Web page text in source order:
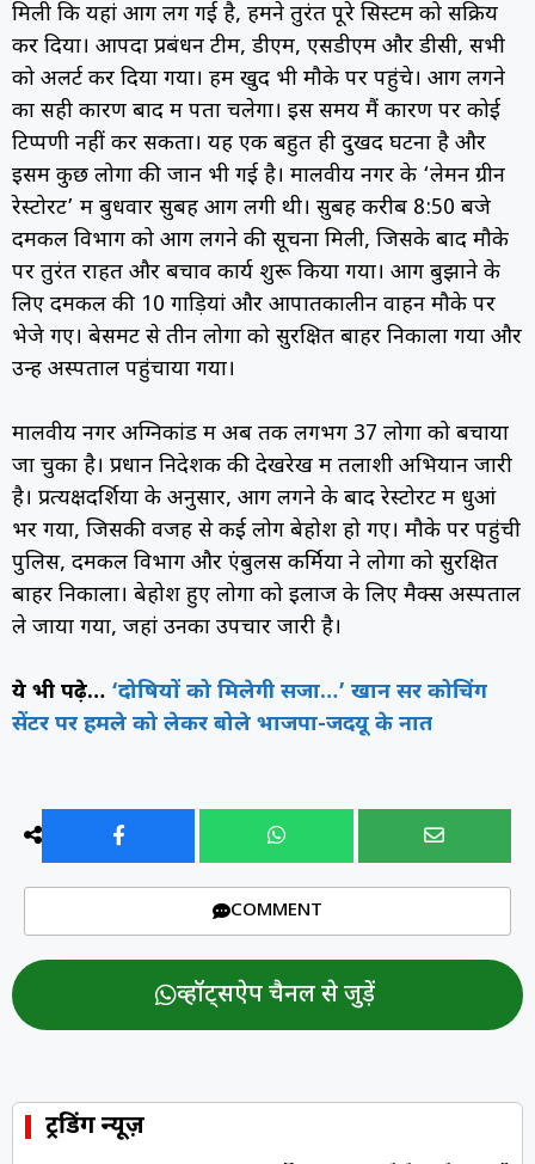
मिली कि यहां आग लग गई है, हमने तुरंत पूरे सिस्टम को सक्रिय
कर दिया। आपदा प्रबंधन टीम, डीएम, एसडीएम और डीसी, सभी
को अलर्ट कर दिया गया। हम खुद भी मौके पर पहुंचे। आग लगने
का सही कारण बाद में पता चलेगा। इस समय मैं कारण पर कोई
टिप्पणी नहीं कर सकता। यह एक बहुत ही दुखद घटना है और
इसमें कुछ लोगों की जान भी गई है। मालवीय नगर के ‘लेमन ग्रीन
रेस्टोरेंट’ में बुधवार सुबह आग लगी थी। सुबह करीब 8:50 बजे
दमकल विभाग को आग लगने की सूचना मिली, जिसके बाद मौके
पर तुरंत राहत और बचाव कार्य शुरू किया गया। आग बुझाने के
लिए दमकल की 10 गाड़ियां और आपातकालीन वाहन मौके पर
भेजे गए। बेसमेंट से तीन लोगों को सुरक्षित बाहर निकाला गया और
उन्हें अस्पताल पहुंचाया गया।
मालवीय नगर अग्निकांड में अब तक लगभग 37 लोगों को बचाया
जा चुका है। प्रधान निदेशक की देखरेख में तलाशी अभियान जारी
है। प्रत्यक्षदर्शियों के अनुसार, आग लगने के बाद रेस्टोरेंट में धुआं
भर गया, जिसकी वजह से कई लोग बेहोश हो गए। मौके पर पहुंची
पुलिस, दमकल विभाग और एंबुलेंस कर्मियों ने लोगों को सुरक्षित
बाहर निकाला। बेहोश हुए लोगों को इलाज के लिए मैक्स अस्पताल
ले जाया गया, जहां उनका उपचार जारी है।
ये भी पढ़े… ‘दोषियों को मिलेगी सजा…’ खान सर कोचिंग
सेंटर पर हमले को लेकर बोले भाजपा-जदयू के नात
COMMENT
व्हॉट्सऐप चैनल से जुड़ें
ट्रेंडिंग न्यूज़